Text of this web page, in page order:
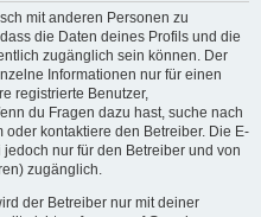
mit anderen Personen zu
die Daten deines Profils und die
zugänglich sein können. Der
Informationen nur für einen
registrierte Benutzer,
du Fragen dazu hast, suche nach
kontaktiere den Betreiber. Die E-
nur für den Betreiber und von
zugänglich.
der Betreiber nur mit deiner